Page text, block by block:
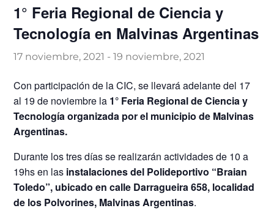
1° Feria Regional de Ciencia y
Tecnología en Malvinas Argentinas
17 noviembre, 2021 -19 noviembre, 2021
Con participación de la CIC, se llevará adelante del 17
al 19 de noviembre la 1° Feria Regional de Ciencia y
Tecnología organizada por el municipio de Malvinas
Argentinas.
Durante los tres días se realizarán actividades de 10 a
19hs en las instalaciones del Polideportivo “Braian
Toledo”, ubicado en calle Darragueira 658, localidad
de los Polvorines, Malvinas Argentinas.